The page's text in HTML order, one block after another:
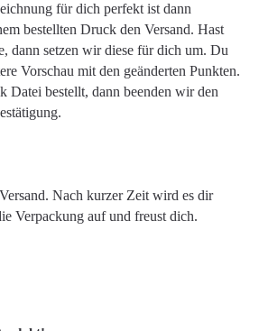
für dich perfekt ist dann
bestellten Druck den Versand. Hast
dann setzen wir diese für dich um. Du
Vorschau mit den geänderten Punkten.
Datei bestellt, dann beenden wir den
Nach kurzer Zeit wird es dir
Verpackung auf und freust dich.